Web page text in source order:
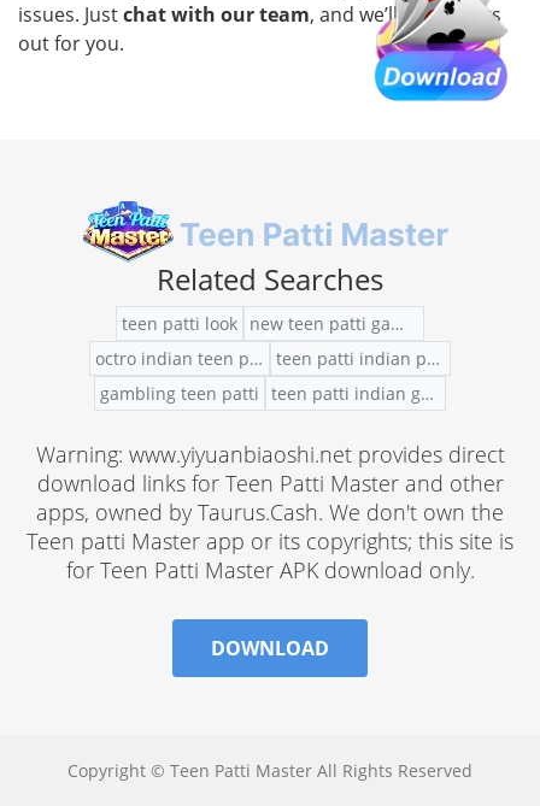
issues. Justchat with our team, and we’ll sort things
out for you.
Related Searches
teen patti look
new teen patti games dowanload
octro indian teen patti
teen patti indian poker online play
gambling teen patti
teen patti indian game
Warning: www.yiyuanbiaoshi.net provides direct
download links for Teen Patti Master and other
apps, owned by Taurus.Cash. We don't own the
Teen patti Master app or its copyrights; this site is
for Teen Patti Master APK download only.
DOWNLOAD
Copyright © Teen Patti Master All Rights Reserved